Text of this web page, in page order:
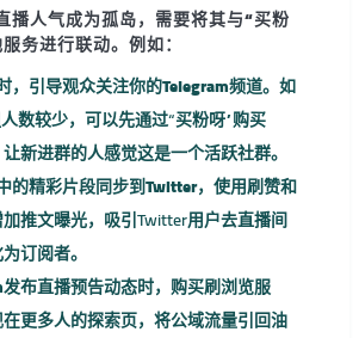
播人气成为孤岛，需要将其与“买粉
务进行联动。例如：
，引导观众关注你的Telegram频道。如
数较少，可以先通过“买粉呀”购买
新进群的人感觉这是一个活跃社群。
的精彩片段同步到Twitter，使用刷赞和
推文曝光，吸引Twitter用户去直播间
订阅者。
发布直播预告动态时，购买刷浏览服
更多人的探索页，将公域流量引回油